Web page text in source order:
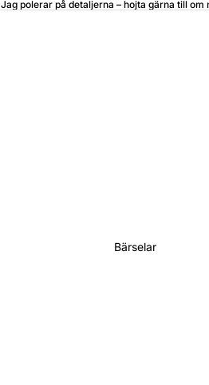
Jag polerar på detaljerna – hojta gärna till om
Bärselar